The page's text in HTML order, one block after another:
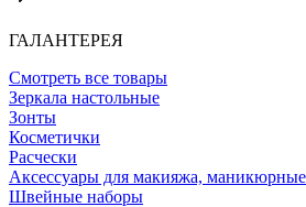
ГАЛАНТЕРЕЯ
Смотреть все товары
Зеркала настольные
Зонты
Косметички
Расчески
Аксессуары для макияжа,
Швейные наборы